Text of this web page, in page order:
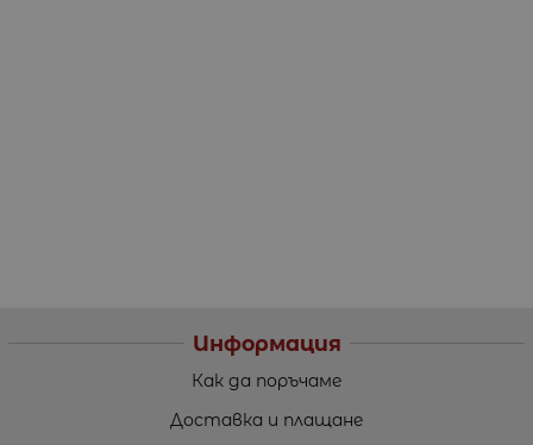
Информация
Как да поръчаме
Доставка и плащане